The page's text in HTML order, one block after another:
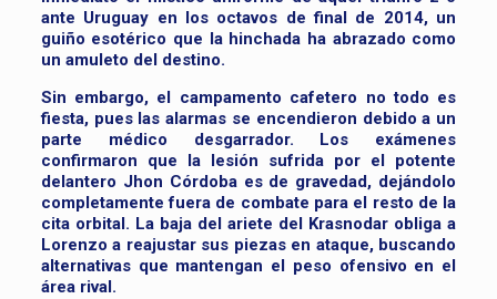
ante Uruguay en los octavos de final de 2014, un
guiño esotérico que la hinchada ha abrazado como
un amuleto del destino.
Sin embargo, el campamento cafetero no todo es
fiesta, pues las alarmas se encendieron debido a un
parte médico desgarrador. Los exámenes
confirmaron que la lesión sufrida por el potente
delantero Jhon Córdoba es de gravedad, dejándolo
completamente fuera de combate para el resto de la
cita orbital. La baja del ariete del Krasnodar obliga a
Lorenzo a reajustar sus piezas en ataque, buscando
alternativas que mantengan el peso ofensivo en el
área rival.